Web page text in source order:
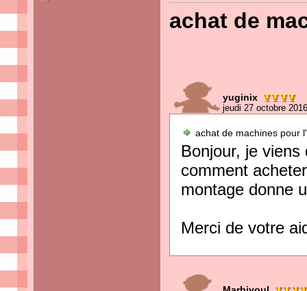
achat de
yuginix
jeudi 27 octobre
achat de machines pour
Bonjour, je
comment
montage donne
Merci de votre